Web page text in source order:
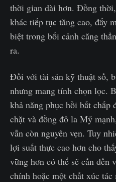
thời gian dài hơn. Đồng
khác tiếp tục tăng cao, đẩy
biệt trong bối cảnh căng
ra.
Đối với tài sản kỹ thuật số,
nhưng mang tính chọn lọc.
khả năng phục hồi bất chấp
chặt và đồng đô la Mỹ
vẫn còn nguyên vẹn. Tuy
lợi suất thực cao hơn cho
vững hơn có thể sẽ cần
chính hoặc một chất xúc